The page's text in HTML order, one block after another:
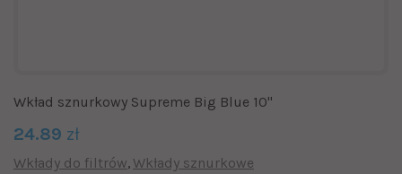
Wkład sznurkowy Supreme Big Blue 10"
24.89 zł
Wkłady do filtrów Wkłady sznurkowe